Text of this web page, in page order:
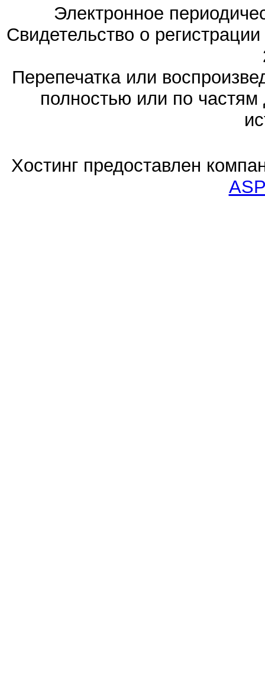
Электронное
Свидетельство о
Перепечатка или
полностью или по частям
Хостинг предоставлен